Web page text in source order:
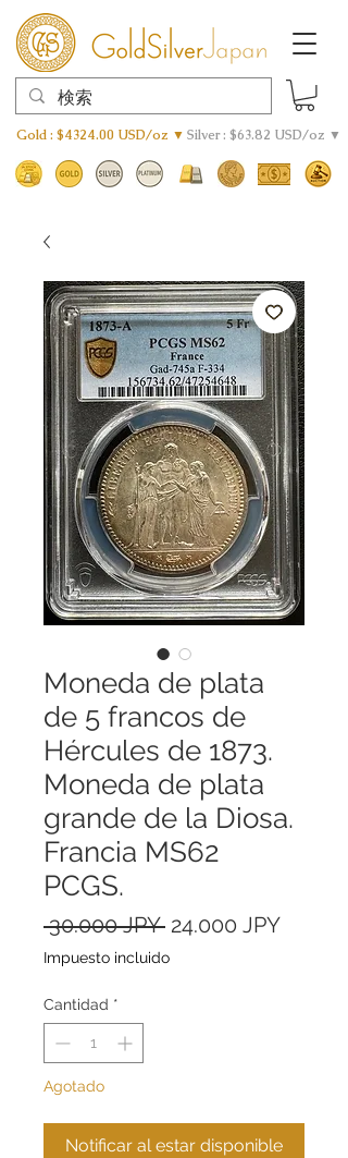
Gold : $4324.00 USD/oz ▼ Silver : $63.82 USD/oz ▼
Moneda de plata
de 5 francos de
Hércules de 1873.
Moneda de plata
grande de la Diosa.
Francia MS62
PCGS.
30.000 JPY Precio
24.000 JPYPrecio
Impuesto incluido
Cantidad *
Agotado
Notificar al estar disponible